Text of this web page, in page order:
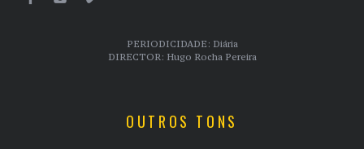
PERIODICIDADE: Diária
DIRECTOR: Hugo Rocha Pereira
OUTROS TONS